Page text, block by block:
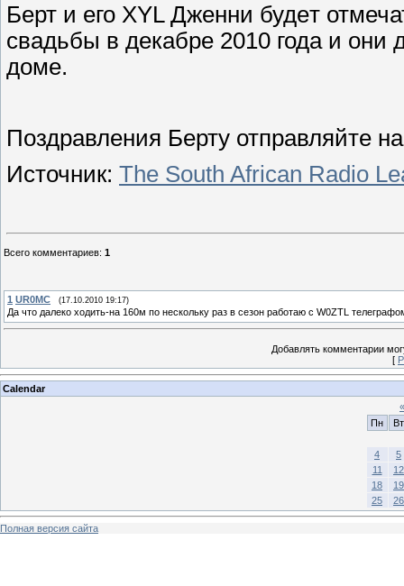
Берт и его XYL Дженни будeт
свадьбы в декабре 2010 года и они
доме.
Поздравления Берту отправляйте
Источник: The South African Radio
Всего комментариев: 1
1 UR0MC (17.10.2010 19:17)
Да что далеко ходить-на 160м по нескольку раз в сезон работаю с W0ZTL
Добавлять комментарии
[
Calendar
«
Пн
Вт
4
5
11
12
18
19
25
26
Полная версия сайта